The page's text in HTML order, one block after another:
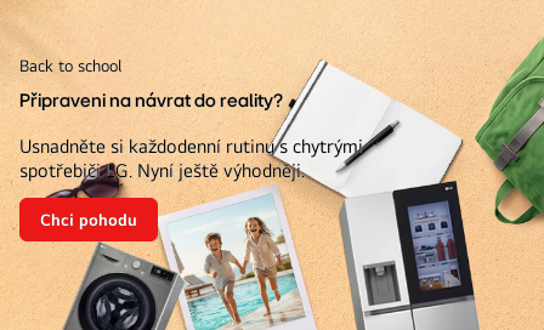
Back to school
Připraveni na návrat do reality?
Usnadněte si každodenní rutinu s chytrými
spotřebiči LG. Nyní ještě výhodněji.
Připraveni
na
návrat
do
reality?
Chci pohodu